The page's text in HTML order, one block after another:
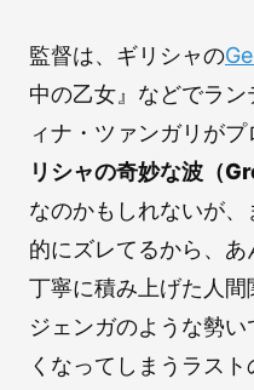
監督は、ギリシャの
中の乙女』などでラ
ィナ・ツァンガリがプ
リシャの奇妙な波（
なのかもしれないが
的にズレてるから、あ
丁寧に積み上げた人
ジェンガのような勢
くなってしまうラス